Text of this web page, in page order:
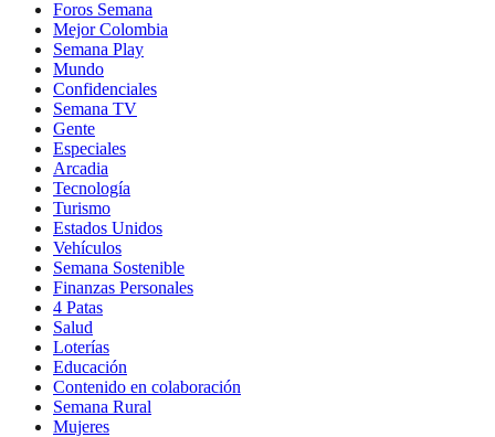
Foros Semana
Mejor Colombia
Semana Play
Mundo
Confidenciales
Semana TV
Gente
Especiales
Arcadia
Tecnología
Turismo
Estados Unidos
Vehículos
Semana Sostenible
Finanzas Personales
4 Patas
Salud
Loterías
Educación
Contenido en colaboración
Semana Rural
Mujeres